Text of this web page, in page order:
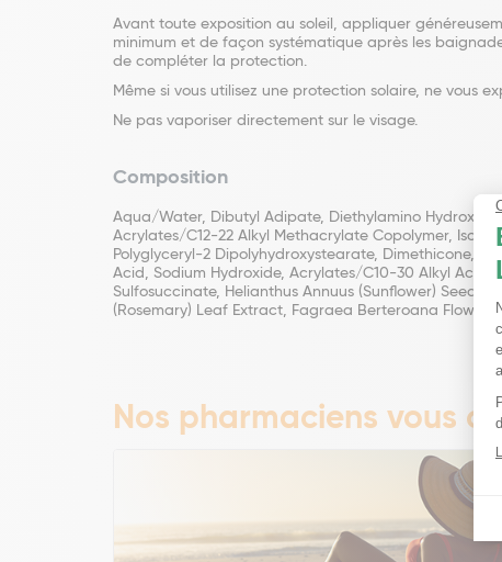
Avant toute exposition au soleil, appliquer
minimum et de façon systématique après les
de compléter la protection.
Même si vous utilisez une protection solaire, ne vous
Ne pas vaporiser directement sur le visage.
Composition
Aqua/Water, Dibutyl Adipate, Diethylamino
Acrylates/C12-22 Alkyl Methacrylate Copolymer,
Polyglyceryl-2 Dipolyhydroxystearate, Dimethicone,
Acid, Sodium Hydroxide, Acrylates/C10-30 Alkyl
Sulfosuccinate, Helianthus Annuus (Sunflower) Seed
(Rosemary) Leaf Extract, Fagraea Berteroana Flower
Nos pharmaciens vous